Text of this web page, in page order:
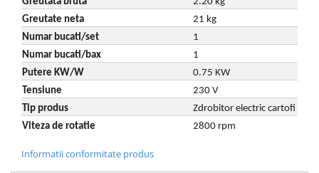
Tocatoare de furaje
Greutate neta
21 kg
Numar bucati/set
1
Numar bucati/bax
1
Putere KW/W
0.75 KW
Tensiune
230 V
Tip produs
Zdrobitor electric cartofi
Viteza de rotatie
2800 rpm
Informatii conformitate produs